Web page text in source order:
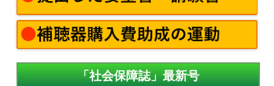
「社会保障誌」最新号